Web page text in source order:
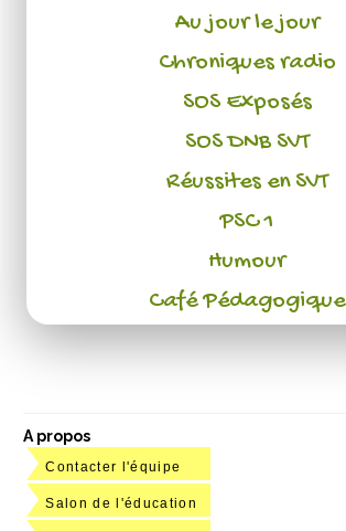
Au jour le jour
Chroniques radio
SOS Exposés
SOS DNB SVT
Réussites en SVT
PSC 1
Humour
Café Pédagogique
A propos
Contacter l'équipe
Salon de l'éducation